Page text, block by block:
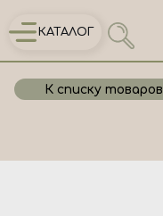
КАТАЛОГ
К списку товаров